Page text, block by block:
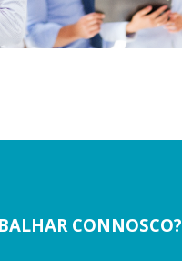
CONNOSCO?